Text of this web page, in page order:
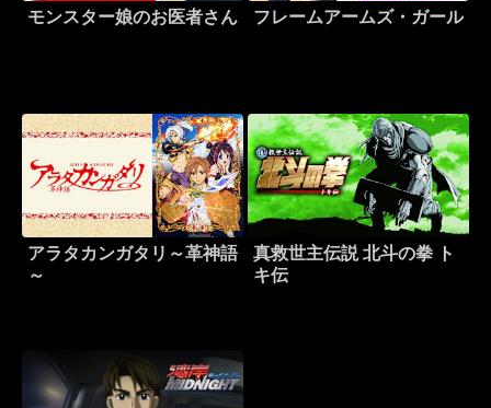
モンスター娘のお医者さん フレームアームズ・ガール
アラタカンガタリ～革神語
～
真救世主伝説 北斗の拳 ト
キ伝